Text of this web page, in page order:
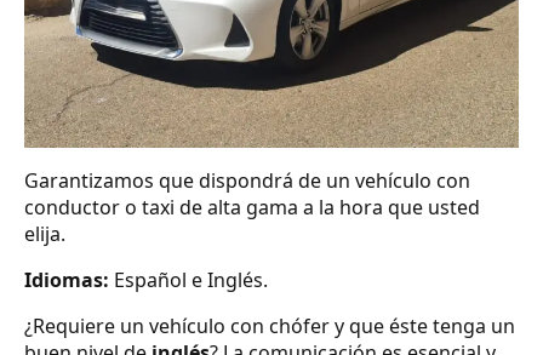
Garantizamos que dispondrá de un vehículo con
conductor o taxi de alta gama a la hora que usted
elija.
Idiomas: Español e Inglés.
¿Requiere un vehículo con chófer y que éste tenga un